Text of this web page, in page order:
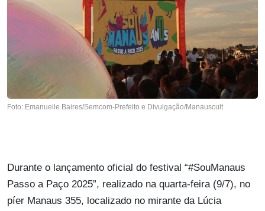
Foto: Emanuelle Baires/Semcom-Prefeito e Divulgação/Manauscult
Durante o lançamento oficial do festival “#SouManaus
Passo a Paço 2025”, realizado na quarta-feira (9/7), no
píer Manaus 355, localizado no mirante da Lúcia